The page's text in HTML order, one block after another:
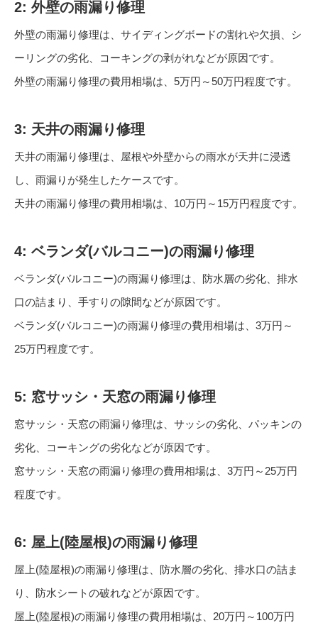
2: 外壁の雨漏り修理
外壁の雨漏り修理は、サイディングボードの割れや欠損、シ
ーリングの劣化、コーキングの剥がれなどが原因です。
外壁の雨漏り修理の費用相場は、5万円～50万円程度です。
3: 天井の雨漏り修理
天井の雨漏り修理は、屋根や外壁からの雨水が天井に浸透
し、雨漏りが発生したケースです。
天井の雨漏り修理の費用相場は、10万円～15万円程度です。
4: ベランダ(バルコニー)の雨漏り修理
ベランダ(バルコニー)の雨漏り修理は、防水層の劣化、排水
口の詰まり、手すりの隙間などが原因です。
ベランダ(バルコニー)の雨漏り修理の費用相場は、3万円～
25万円程度です。
5: 窓サッシ・天窓の雨漏り修理
窓サッシ・天窓の雨漏り修理は、サッシの劣化、パッキンの
劣化、コーキングの劣化などが原因です。
窓サッシ・天窓の雨漏り修理の費用相場は、3万円～25万円
程度です。
6: 屋上(陸屋根)の雨漏り修理
屋上(陸屋根)の雨漏り修理は、防水層の劣化、排水口の詰ま
り、防水シートの破れなどが原因です。
屋上(陸屋根)の雨漏り修理の費用相場は、20万円～100万円